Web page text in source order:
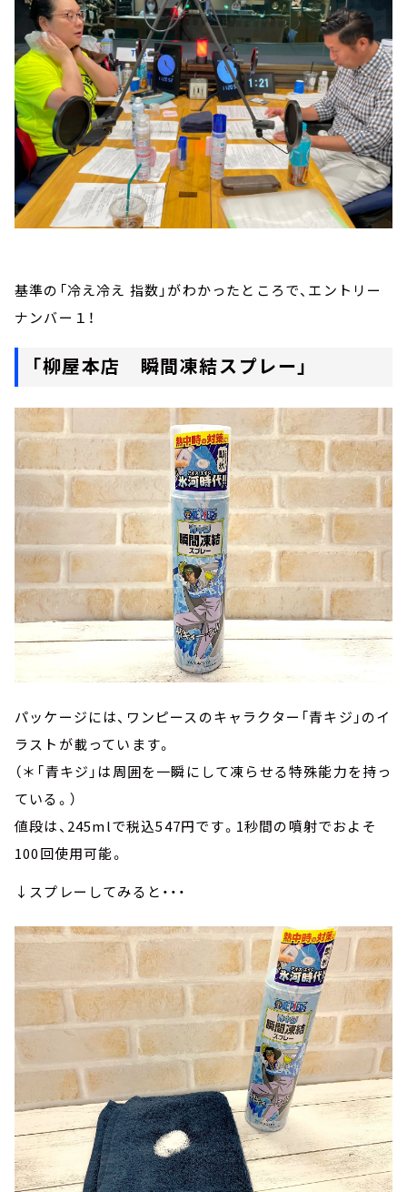
基準の「冷え冷え 指数」がわかったところで、エントリー
ナンバー１！
「柳屋本店 瞬間凍結スプレー」
パッケージには、ワンピースのキャラクター「青キジ」のイ
ラストが載っています。
（＊「青キジ」は周囲を一瞬にして凍らせる特殊能力を持っ
ている。）
値段は、245mlで税込547円です。1秒間の噴射でおよそ
100回使用可能。
↓スプレーしてみると・・・